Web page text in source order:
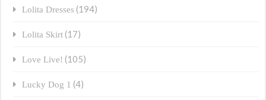
Lolita Dresses (194)
Lolita Skirt (17)
Love Live! (105)
Lucky Dog 1 (4)